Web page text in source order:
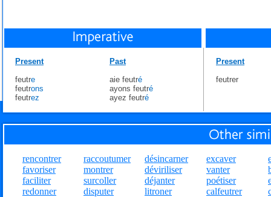
Present
feutre
feutrons
feutrez
Past
aie feutré
ayons feutré
ayez feutré
Present
feutrer
rencontrer
favoriser
faciliter
redonner
raccoutumer
montrer
surcoller
disputer
désincarner
déviriliser
déjanter
litroner
excaver
vanter
poétiser
calfeutrer